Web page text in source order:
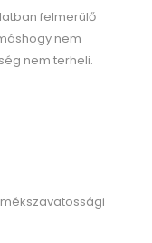
felmerülő
nem
nem terheli.